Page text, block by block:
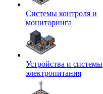
Системы контроля и
мониторинга
Устройства и системы
электропитания